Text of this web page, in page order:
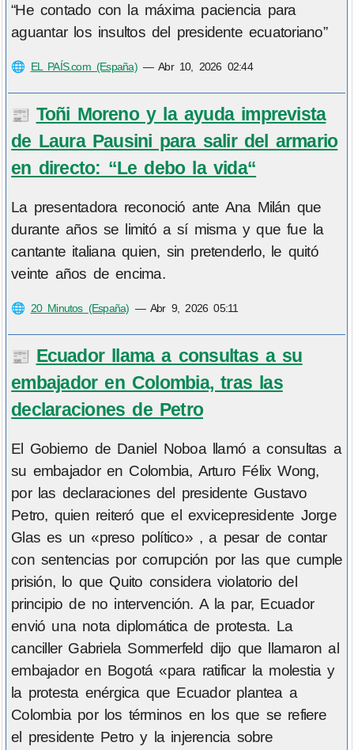
“He contado con la máxima paciencia para
aguantar los insultos del presidente ecuatoriano”
🌐 EL PAÍS.com (España)—Abr 10, 2026 02:44
📰 Toñi Moreno y la ayuda imprevista
de Laura Pausini para salir del armario
en directo: “Le debo la vida“
La presentadora reconoció ante Ana Milán que
durante años se limitó a sí misma y que fue la
cantante italiana quien, sin pretenderlo, le quitó
veinte años de encima.
🌐 20 Minutos (España) —Abr 9, 2026 05:11
📰 Ecuador llama a consultas a su
embajador en Colombia, tras las
declaraciones de Petro
El Gobierno de Daniel Noboa llamó a consultas a
su embajador en Colombia, Arturo Félix Wong,
por las declaraciones del presidente Gustavo
Petro, quien reiteró que el exvicepresidente Jorge
Glas es un «preso político» , a pesar de contar
con sentencias por corrupción por las que cumple
prisión, lo que Quito considera violatorio del
principio de no intervención. A la par, Ecuador
envió una nota diplomática de protesta. La
canciller Gabriela Sommerfeld dijo que llamaron al
embajador en Bogotá «para ratificar la molestia y
la protesta enérgica que Ecuador plantea a
Colombia por los términos en los que se refiere
el presidente Petro y la injerencia sobre